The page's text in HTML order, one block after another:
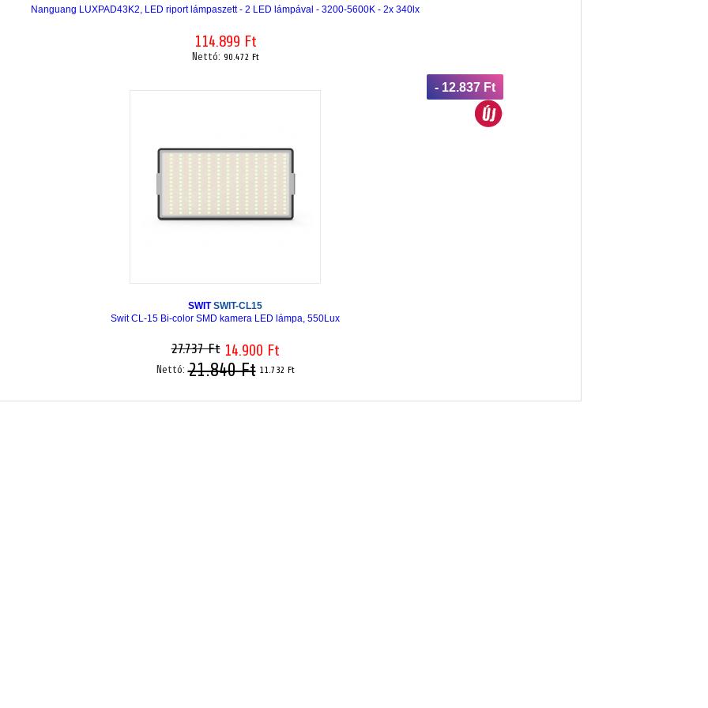
Nanguang LUXPAD43K2, LED riport lámpaszett - 2 LED lámpával - 3200-5600K - 2x 340lx
114.899 Ft
Nettó: 90.472 Ft
- 12.837 Ft
SWITSWIT-CL15
Swit CL-15 Bi-color SMD kamera LED lámpa, 550Lux
27.737 Ft 14.900 Ft
Nettó:21.840 Ft 11.732 Ft